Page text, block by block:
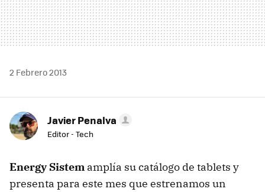
2 Febrero 2013
Javier Penalva
Editor - Tech
Energy Sistem amplía su catálogo de tablets y
presenta para este mes que estrenamos un